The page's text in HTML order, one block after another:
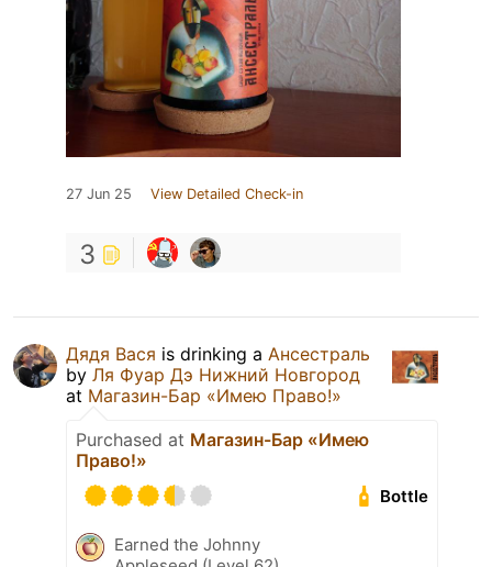
27 Jun 25 View Detailed Check-in
3
Дядя Вася is drinking a Ансестраль
by Ля Фуар Дэ Нижний Новгород
at Магазин-Бар «Имею Право!»
Purchased at Магазин-Бар «Имею
Право!»
Bottle
Earned the Johnny